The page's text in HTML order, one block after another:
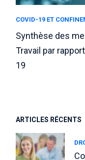
Synthèse des
Travail par
19
COVID-19 ET
ARTICLES RÉCENTS